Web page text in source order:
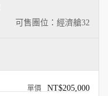
可售團位：經濟艙32
NT$205,000